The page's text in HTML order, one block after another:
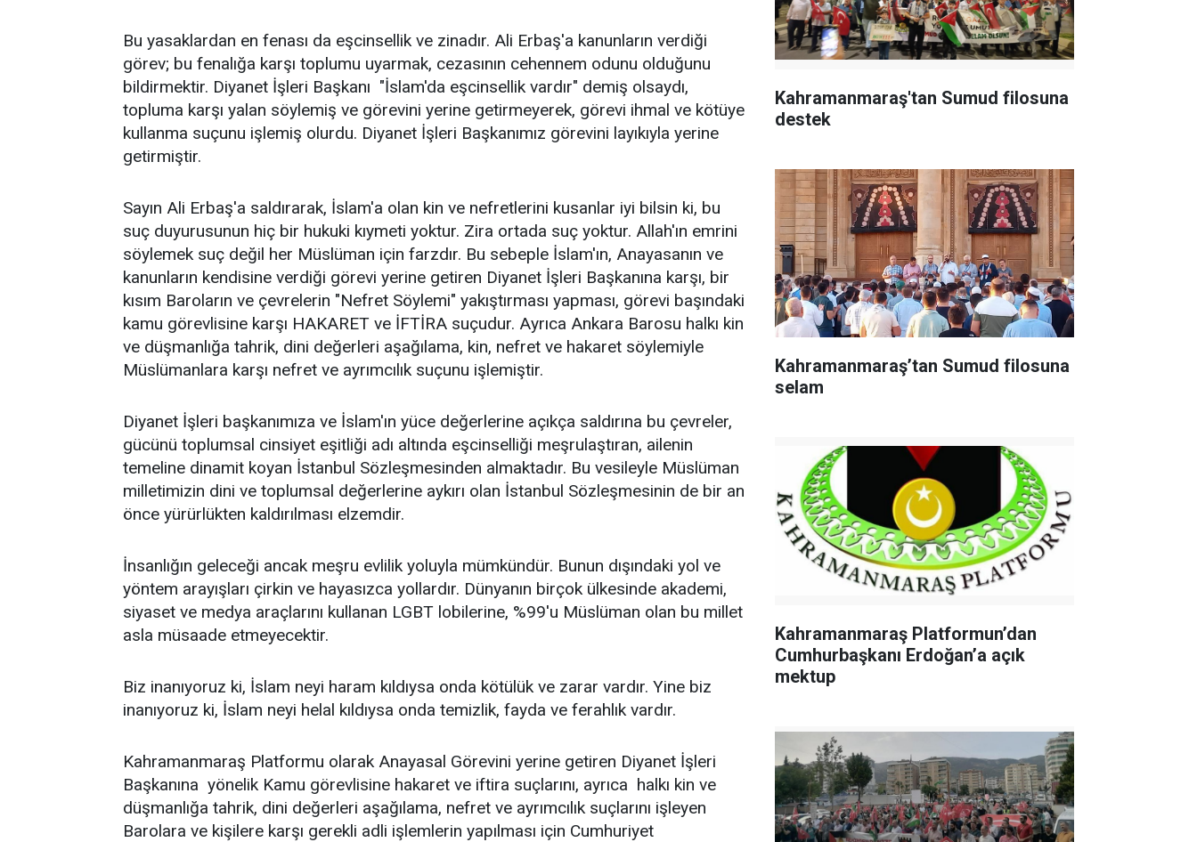
Bu yasaklardan en fenası da eşcinsellik ve zinadır. Ali Erbaş'a kanunların verdiği
görev; bu fenalığa karşı toplumu uyarmak, cezasının cehennem odunu olduğunu
bildirmektir. Diyanet İşleri Başkanı "İslam'da eşcinsellik vardır" demiş olsaydı,
topluma karşı yalan söylemiş ve görevini yerine getirmeyerek, görevi ihmal ve kötüye
kullanma suçunu işlemiş olurdu. Diyanet İşleri Başkanımız görevini layıkıyla yerine
getirmiştir.
Sayın Ali Erbaş'a saldırarak, İslam'a olan kin ve nefretlerini kusanlar iyi bilsin ki, bu
suç duyurusunun hiç bir hukuki kıymeti yoktur. Zira ortada suç yoktur. Allah'ın emrini
söylemek suç değil her Müslüman için farzdır. Bu sebeple İslam'ın, Anayasanın ve
kanunların kendisine verdiği görevi yerine getiren Diyanet İşleri Başkanına karşı, bir
kısım Baroların ve çevrelerin "Nefret Söylemi" yakıştırması yapması, görevi başındaki
kamu görevlisine karşı HAKARET ve İFTİRA suçudur. Ayrıca Ankara Barosu halkı kin
ve düşmanlığa tahrik, dini değerleri aşağılama, kin, nefret ve hakaret söylemiyle
Müslümanlara karşı nefret ve ayrımcılık suçunu işlemiştir.
Diyanet İşleri başkanımıza ve İslam'ın yüce değerlerine açıkça saldırına bu çevreler,
gücünü toplumsal cinsiyet eşitliği adı altında eşcinselliği meşrulaştıran, ailenin
temeline dinamit koyan İstanbul Sözleşmesinden almaktadır. Bu vesileyle Müslüman
milletimizin dini ve toplumsal değerlerine aykırı olan İstanbul Sözleşmesinin de bir an
önce yürürlükten kaldırılması elzemdir.
İnsanlığın geleceği ancak meşru evlilik yoluyla mümkündür. Bunun dışındaki yol ve
yöntem arayışları çirkin ve hayasızca yollardır. Dünyanın birçok ülkesinde akademi,
siyaset ve medya araçlarını kullanan LGBT lobilerine, %99'u Müslüman olan bu millet
asla müsaade etmeyecektir.
Biz inanıyoruz ki, İslam neyi haram kıldıysa onda kötülük ve zarar vardır. Yine biz
inanıyoruz ki, İslam neyi helal kıldıysa onda temizlik, fayda ve ferahlık vardır.
Kahramanmaraş Platformu olarak Anayasal Görevini yerine getiren Diyanet İşleri
Başkanına yönelik Kamu görevlisine hakaret ve iftira suçlarını, ayrıca halkı kin ve
düşmanlığa tahrik, dini değerleri aşağılama, nefret ve ayrımcılık suçlarını işleyen
Barolara ve kişilere karşı gerekli adli işlemlerin yapılması için Cumhuriyet
Kahramanmaraş'tan Sumud filosuna
destek
Kahramanmaraş’tan Sumud filosuna
selam
Kahramanmaraş Platformun’dan
Cumhurbaşkanı Erdoğan’a açık
mektup